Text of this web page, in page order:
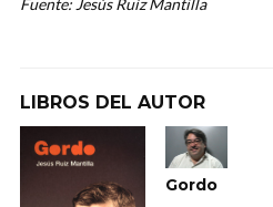
Fuente: Jesús Ruíz Mantilla
LIBROS DEL AUTOR
Gordo